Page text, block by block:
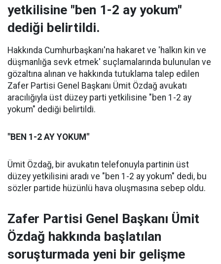
yetkilisine "ben 1-2 ay yokum"
dediği belirtildi.
Hakkında Cumhurbaşkanı'na hakaret ve 'halkın kin ve
düşmanlığa sevk etmek' suçlamalarında bulunulan ve
gözaltına alınan ve hakkında tutuklama talep edilen
Zafer Partisi Genel Başkanı Ümit Özdağ avukatı
aracılığıyla üst düzey parti yetkilisine "ben 1-2 ay
yokum" dediği belirtildi.
"BEN 1-2 AY YOKUM"
Ümit Özdağ, bir avukatın telefonuyla partinin üst
düzey yetkilisini aradı ve "ben 1-2 ay yokum" dedi, bu
sözler partide hüzünlü hava oluşmasına sebep oldu.
Zafer Partisi Genel Başkanı Ümit
Özdağ hakkında başlatılan
soruşturmada yeni bir gelişme